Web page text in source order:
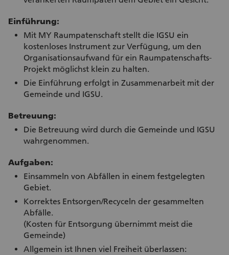
Einführung:
Mit MY Raumpatenschaft stellt die IGSU ein
kostenloses Instrument zur Verfügung, um den
Organisationsaufwand für ein Raumpatenschafts-
Projekt möglichst klein zu halten.
Die Einführung erfolgt in Zusammenarbeit mit der
Gemeinde und IGSU.
Betreuung:
Die Betreuung wird durch die Gemeinde und IGSU
wahrgenommen.
Aufgaben:
Einsammeln von Abfällen in einem festgelegten
Gebiet.
Korrektes Entsorgen/Recyceln der gesammelten
Abfälle.
(Kosten für Entsorgung übernimmt meist die
Gemeinde)
Allgemein ist Ihnen viel Freiheit überlassen: